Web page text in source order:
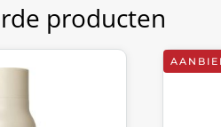
producten